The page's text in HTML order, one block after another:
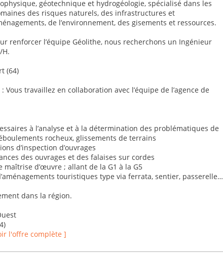
géotechnique et hydrogéologie, spécialisé dans les
des risques naturels, des infrastructures et
de l’environnement, des gisements et ressources.
renforcer l’équipe Géolithe, nous recherchons un Ingénieur
(64)
Vous travaillez en collaboration avec l’équipe de l’agence de
à l’analyse et à la détermination des problématiques de
rocheux, glissements de terrains
d’inspection d’ouvrages
des ouvrages et des falaises sur cordes
maîtrise d’œuvre ; allant de la G1 à la G5
touristiques type via ferrata, sentier, passerelle…
dans la région.
l'offre complète ]